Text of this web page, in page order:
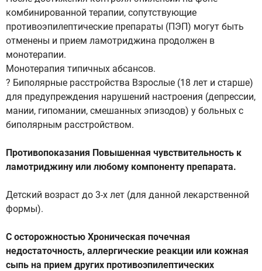
комбинированной терапии, сопутствующие
противоэпилептические препараты (ПЭП) могут быть
отменены и прием ламотриджина продолжен в
монотерапии.
Монотерапия типичных абсансов.
? Биполярные расстройства Взрослые (18 лет и старше)
для предупреждения нарушений настроения (депрессии,
мании, гипомании, смешанных эпизодов) у больных с
биполярным расстройством.
Противопоказания Повышенная чувствительность к
ламотриджину или любому компоненту препарата.
Детский возраст до 3-х лет (для данной лекарственной
формы).
С осторожностью Хроническая почечная
недостаточность, аллергические реакции или кожная
сыпь на прием других противоэпилептических